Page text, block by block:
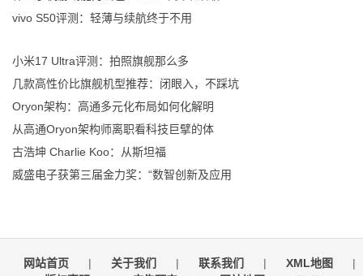
vivo S50评测：轻薄与续航终于不用
小米17 Ultra评测：拍照旗舰那么多
几款高性价比旗舰机型推荐：闭眼入，不踩坑
Oryon架构：高通多元化布局如何化解明
从高通Oryon架构师离职看科技巨擘的体
古浩坤 Charlie Koo：从斯坦福
威盛电子获第三届金力奖：“数智创新及应用
网站首页 | 关于我们 | 联系我们 | XML地图
|